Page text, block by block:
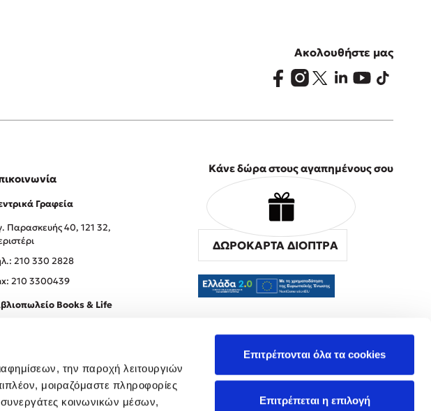
την παροχή λειτουργιών
μοιραζόμαστε πληροφορίες
κοινωνικών μέσων,
Επιτρέπονται όλα τα cookies
Επιτρέπεται η επιλογή
Ακολουθήστε μας
Γραφεία
Παρασκευής 40, 121 32,
210 330 2828
210 3300439
Books & Life
Κάνε δώρα στους αγαπημένους σου
ΔΩΡΟΚΑΡΤΑ ΔΙΟΠΤΡΑ